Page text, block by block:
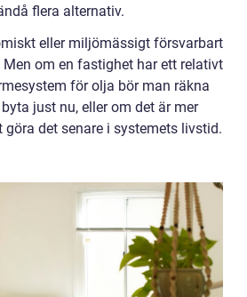
flera alternativ.
eller miljömässigt försvarbart
om en fastighet har ett relativt
för olja bör man räkna
just nu, eller om det är mer
det senare i systemets livstid.